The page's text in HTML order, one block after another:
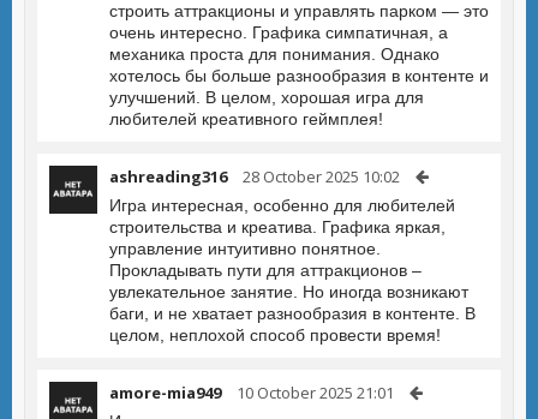
строить аттракционы и управлять парком — это
очень интересно. Графика симпатичная, а
механика проста для понимания. Однако
хотелось бы больше разнообразия в контенте и
улучшений. В целом, хорошая игра для
любителей креативного геймплея!
ashreading316 28 October 2025 10:02
Игра интересная, особенно для любителей
строительства и креатива. Графика яркая,
управление интуитивно понятное.
Прокладывать пути для аттракционов –
увлекательное занятие. Но иногда возникают
баги, и не хватает разнообразия в контенте. В
целом, неплохой способ провести время!
amore-mia949 10 October 2025 21:01